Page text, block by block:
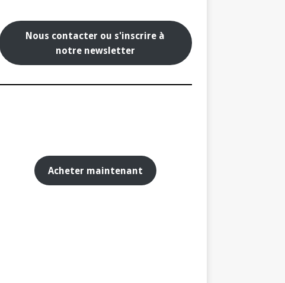
Nous contacter ou s'inscrire à
notre newsletter
Acheter maintenant